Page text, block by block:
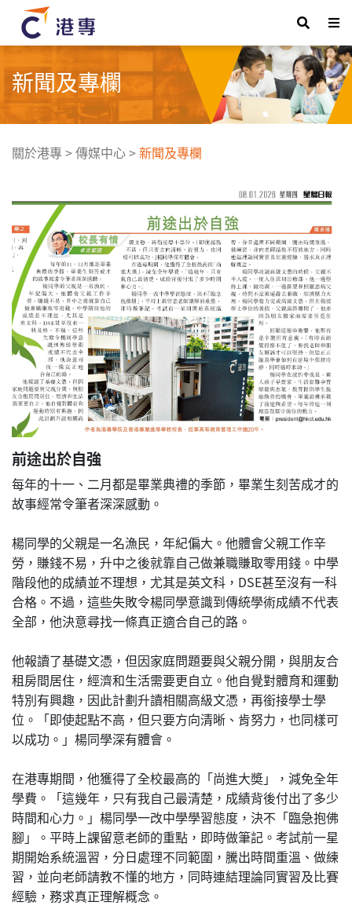
新聞及專欄
關於港專>傳媒中心>新聞及專欄
前途出於自強
每年的十一、二月都是畢業典禮的季節，畢業生刻苦成才的
故事經常令筆者深深感動。
楊同學的父親是一名漁民，年紀偏大。他體會父親工作辛
勞，賺錢不易，升中之後就靠自己做兼職賺取零用錢。中學
階段他的成績並不理想，尤其是英文科，DSE甚至沒有一科
合格。不過，這些失敗令楊同學意識到傳統學術成績不代表
全部，他決意尋找一條真正適合自己的路。
他報讀了基礎文憑，但因家庭問題要與父親分開，與朋友合
租房間居住，經濟和生活需要更自立。他自覺對體育和運動
特別有興趣，因此計劃升讀相關高級文憑，再銜接學士學
位。「即使起點不高，但只要方向清晰、肯努力，也同樣可
以成功。」楊同學深有體會。
在港專期間，他獲得了全校最高的「尚進大奬」，減免全年
學費。「這幾年，只有我自己最清楚，成績背後付出了多少
時間和心力。」楊同學一改中學學習態度，決不「臨急抱佛
腳」。平時上課留意老師的重點，即時做筆記。考試前一星
期開始系統溫習，分日處理不同範圍，騰出時間重溫、做練
習，並向老師請教不懂的地方，同時連結理論同實習及比賽
經驗，務求真正理解概念。